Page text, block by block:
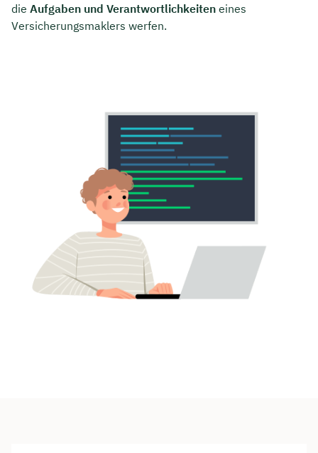
die Aufgaben und Verantwortlichkeiten eines
Versicherungsmaklers werfen.